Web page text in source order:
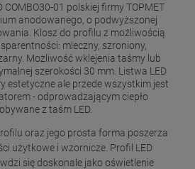
01 polskiej firmy TOPMET
anodowanego, o podwyższonej
Klosz do profilu z możliwością
mleczny, szroniony,
Możliwość wklejenia taśmy lub
szerokości 30 mm. Listwa LED
estetyczne ale przede wszystkim jest
- odprowadzającym ciepło
z taśm LED.
oraz jego prosta forma poszerza
użytkowe i wzornicze. Profil LED
się doskonale jako oświetlenie